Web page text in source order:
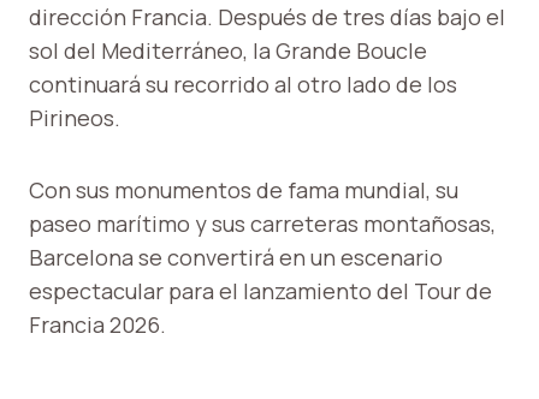
dirección Francia. Después de tres días bajo el
sol del Mediterráneo, la Grande Boucle
continuará su recorrido al otro lado de los
Pirineos.
Con sus monumentos de fama mundial, su
paseo marítimo y sus carreteras montañosas,
Barcelona se convertirá en un escenario
espectacular para el lanzamiento del Tour de
Francia 2026.